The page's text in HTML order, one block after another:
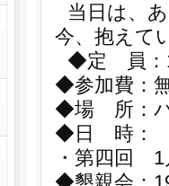
当日は、
今、抱えて
◆定 員：
◆参加費：
◆場 所：パ
◆日 時：
・第四回 1